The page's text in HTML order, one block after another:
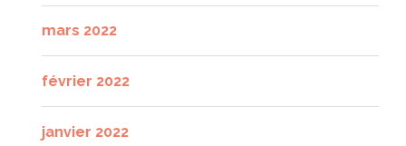
mars 2022
février 2022
janvier 2022